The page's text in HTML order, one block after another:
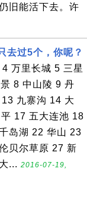
旧能活下去。许
去过5个，你呢？
万里长城 5 三星
8 中山陵 9 丹
九寨沟 14 大
17 五大连池 18
岛湖 22 华山 23
贝尔草原 27 新
... 2016-07-19,